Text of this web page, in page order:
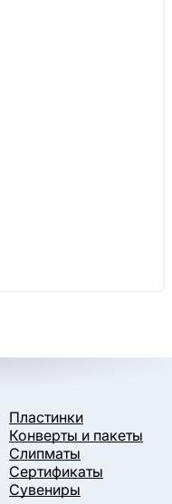
Пластинки
Конверты и пакеты
Слипматы
Сертификаты
Сувениры